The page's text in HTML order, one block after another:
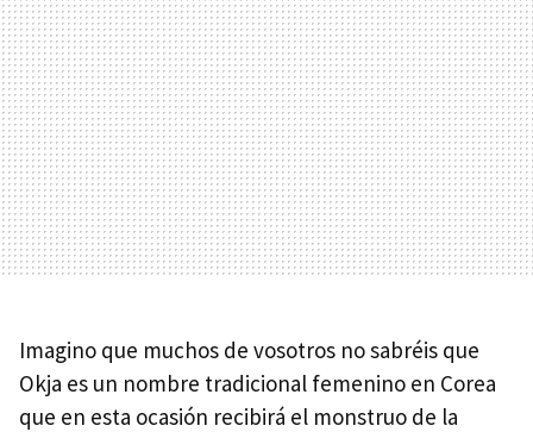
Imagino que muchos de vosotros no sabréis que
Okja es un nombre tradicional femenino en Corea
que en esta ocasión recibirá el monstruo de la